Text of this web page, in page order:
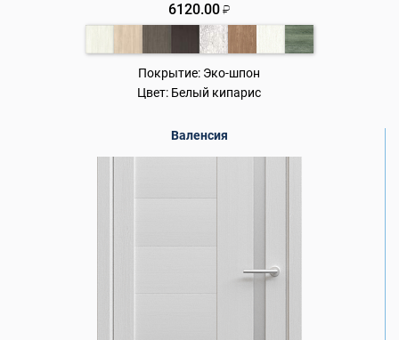
6120.00 ₽
Покрытие: Эко-шпон
Цвет: Белый кипарис
Валенсия